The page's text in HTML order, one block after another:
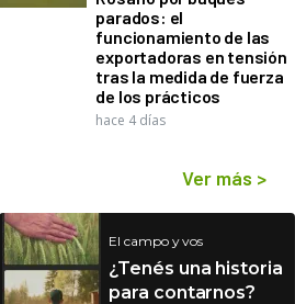
parados: el
funcionamiento de las
exportadoras en tensión
tras la medida de fuerza
de los prácticos
hace 4 días
Ver más >
El campo y vos
¿Tenés una historia
para contarnos?